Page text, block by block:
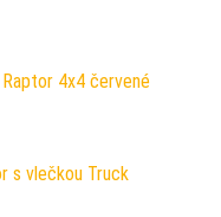
4x4 červené
s vlečkou Truck